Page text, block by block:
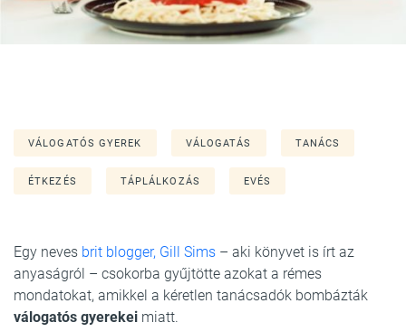
VÁLOGATÓS GYEREK VÁLOGATÁS TANÁCS
ÉTKEZÉS TÁPLÁLKOZÁS EVÉS
Egy neves brit blogger, Gill Sims – aki könyvet is írt az
anyaságról – csokorba gyűjtötte azokat a rémes
mondatokat, amikkel a kéretlen tanácsadók bombázták
válogatós gyerekei miatt.